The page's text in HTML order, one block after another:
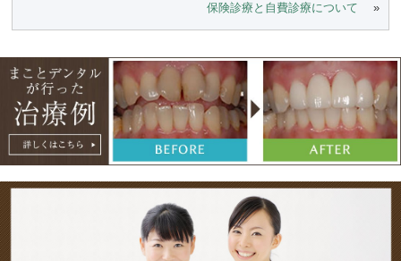
保険診療と自費診療について
»